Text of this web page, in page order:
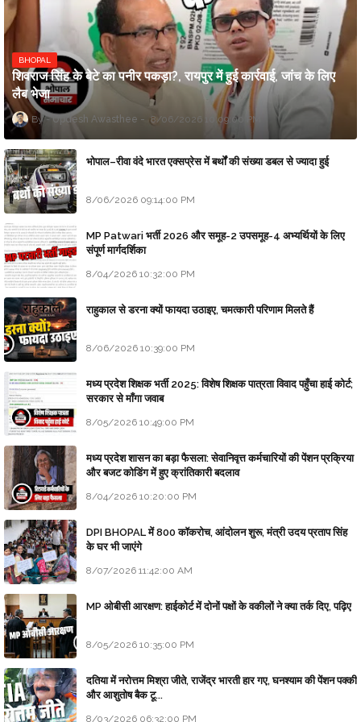
BHOPAL
शिवराज सिंह के बेटे का पनीर पकड़ा?, रायपुर में हुई कार्रवाई, जांच के लिए
लैब भेजा
Updesh Awasthee 8/06/2026 10:09:00 PM
भोपाल–रीवा वंदे भारत एक्सप्रेस में बर्थों की संख्या डबल से ज्यादा हुई
8/06/2026 09:14:00 PM
MP Patwari भर्ती 2026 और समूह-2 उपसमूह-4 अभ्यर्थियों के लिए
संपूर्ण मार्गदर्शिका
8/04/2026 10:32:00 PM
राहुकाल से डरना क्यों फायदा उठाइए, चमत्कारी परिणाम मिलते हैं
8/06/2026 10:39:00 PM
मध्य प्रदेश शिक्षक भर्ती 2025: विशेष शिक्षक पात्रता विवाद पहुँचा हाई कोर्ट;
सरकार से माँगा जवाब
8/05/2026 10:49:00 PM
मध्य प्रदेश शासन का बड़ा फैसला: सेवानिवृत्त कर्मचारियों की पेंशन प्रक्रिया
और बजट कोडिंग में हुए क्रांतिकारी बदलाव
8/04/2026 10:20:00 PM
DPI BHOPAL में 800 कॉकरोच, आंदोलन शुरू, मंत्री उदय प्रताप सिंह
के घर भी जाएंगे
8/07/2026 11:42:00 AM
MP ओबीसी आरक्षण: हाईकोर्ट में दोनों पक्षों के वकीलों ने क्या तर्क दिए, पढ़िए
8/05/2026 10:35:00 PM
दतिया में नरोत्तम मिश्रा जीते, राजेंद्र भारती हार गए, घनश्याम की पेंशन पक्की
और आशुतोष बैक टू...
8/03/2026 06:32:00 PM